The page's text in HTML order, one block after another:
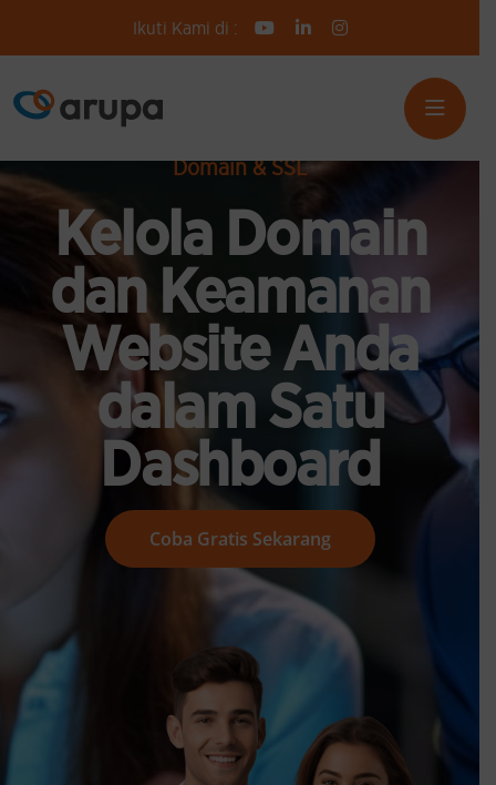
Ikuti Kami di :
Domain & SSL
Kelola Domain
dan Keamanan
Website Anda
dalam Satu
Dashboard
Coba Gratis Sekarang